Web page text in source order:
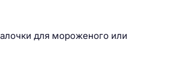
для мороженого или